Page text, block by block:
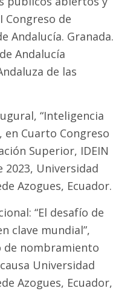
de
Andalucía. Granada.
Andalucía
de las
“Inteligencia
en Cuarto Congreso
Superior, IDEIN
2023, Universidad
Azogues, Ecuador.
“El desafío de
clave mundial”,
de nombramiento
Universidad
Azogues, Ecuador,